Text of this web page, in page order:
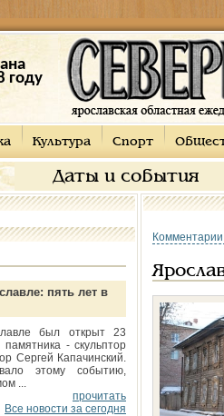
году
Культура Спорт
Даты и события
пять лет в
был открыт 23
- скульптор
Сергей Капачинский.
этому событию,
...
прочитать
Все новости за сегодня